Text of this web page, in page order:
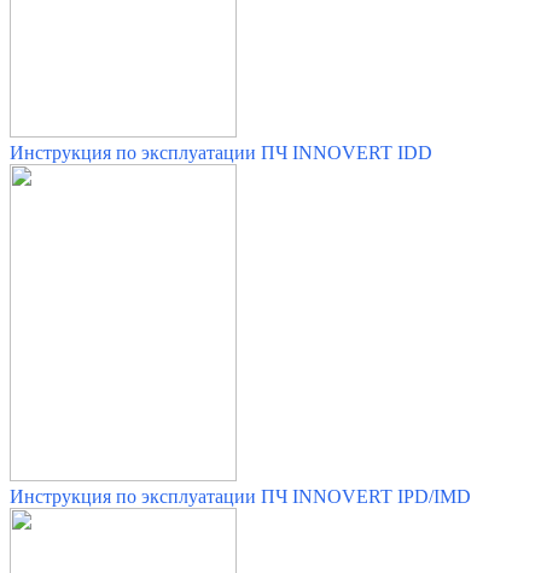
Инструкция по эксплуатации ПЧ INNOVERT IDD
Инструкция по эксплуатации ПЧ INNOVERT IPD/IMD